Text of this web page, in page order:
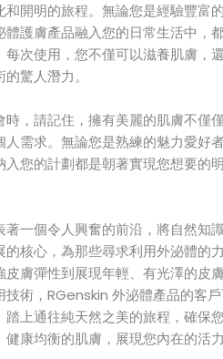
開明的旅程。無論您是經驗豐富
護膚產品融入您的日常生活中，
次使用，您不僅可以滋養肌膚，
驚人潛力。
，請記住，擁有美麗的肌膚不僅
需求。無論您是熟練的魅力愛好
您的計劃都是朝著實現您想要的
一個令人興奮的前沿，將自然知
核心，為那些尋求利用外泌體的
膚彈性到展現年輕、有光澤的皮
術，RGenskin 外泌體產品的客
上通往純天然之美的旅程，確保
康均衡的肌膚，展現您內在的活力